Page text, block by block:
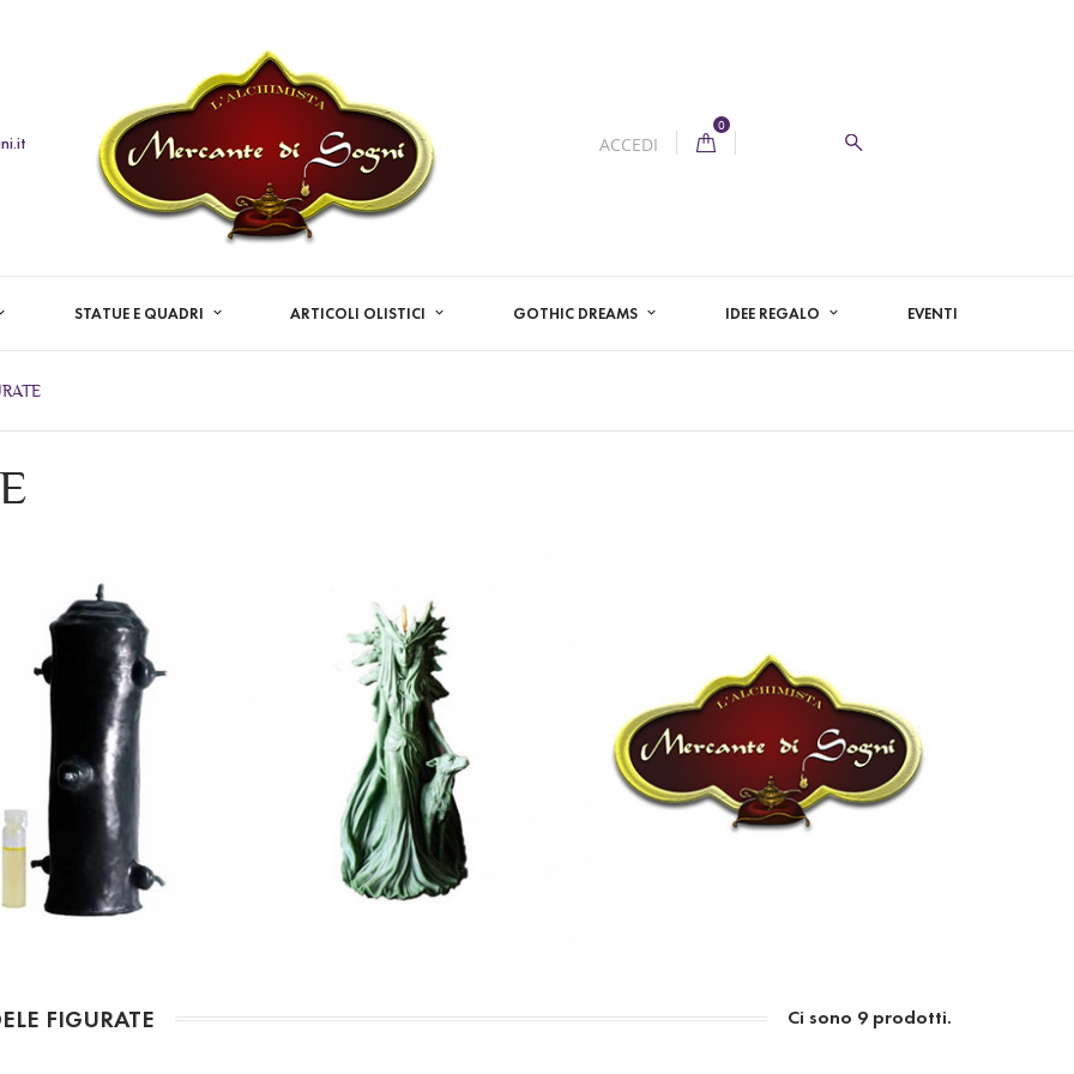
ACCEDI
0
STATUE E QUADRI ARTICOLI OLISTICI GOTHIC DREAMS IDEE REGALO EVENTI
FIGURATE Ci sono 9 prodotti.